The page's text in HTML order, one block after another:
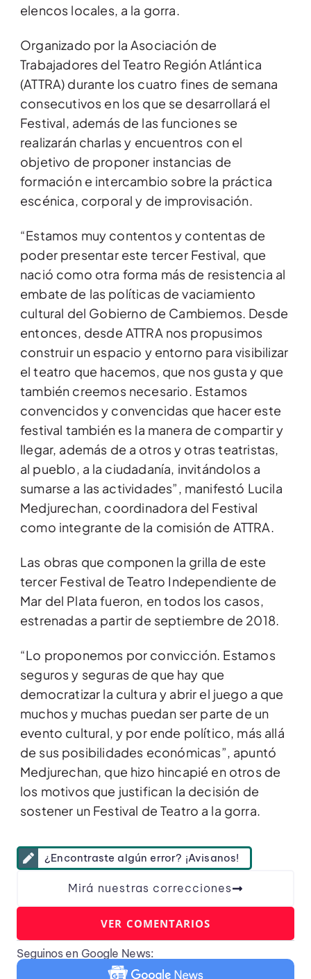
elencos locales, a la gorra.
Organizado por la Asociación de
Trabajadores del Teatro Región Atlántica
(ATTRA) durante los cuatro fines de semana
consecutivos en los que se desarrollará el
Festival, además de las funciones se
realizarán charlas y encuentros con el
objetivo de proponer instancias de
formación e intercambio sobre la práctica
escénica, corporal y de improvisación.
“Estamos muy contentos y contentas de
poder presentar este tercer Festival, que
nació como otra forma más de resistencia al
embate de las políticas de vaciamiento
cultural del Gobierno de Cambiemos. Desde
entonces, desde ATTRA nos propusimos
construir un espacio y entorno para visibilizar
el teatro que hacemos, que nos gusta y que
también creemos necesario. Estamos
convencidos y convencidas que hacer este
festival también es la manera de compartir y
llegar, además de a otros y otras teatristas,
al pueblo, a la ciudadanía, invitándolos a
sumarse a las actividades”, manifestó Lucila
Medjurechan, coordinadora del Festival
como integrante de la comisión de ATTRA.
Las obras que componen la grilla de este
tercer Festival de Teatro Independiente de
Mar del Plata fueron, en todos los casos,
estrenadas a partir de septiembre de 2018.
“Lo proponemos por convicción. Estamos
seguros y seguras de que hay que
democratizar la cultura y abrir el juego a que
muchos y muchas puedan ser parte de un
evento cultural, y por ende político, más allá
de sus posibilidades económicas”, apuntó
Medjurechan, que hizo hincapié en otros de
los motivos que justifican la decisión de
sostener un Festival de Teatro a la gorra.
¿Encontraste algún error? ¡Avisanos!
Mirá nuestras correcciones
VER COMENTARIOS
Seguinos en Google News: